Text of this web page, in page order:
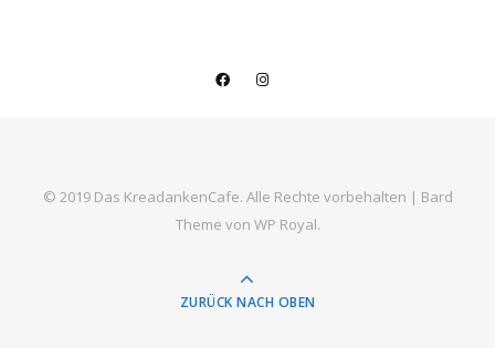
© 2019 Das KreadankenCafe. Alle Rechte vorbehalten | Bard
Theme von WP Royal.
ZURÜCK NACH OBEN